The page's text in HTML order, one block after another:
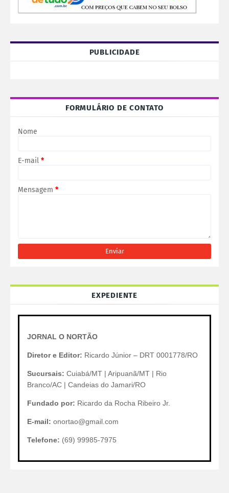
PUBLICIDADE
FORMULÁRIO DE CONTATO
Nome
E-mail *
Mensagem *
EXPEDIENTE
JORNAL O NORTÃO
Diretor e Editor: Ricardo Júnior – DRT 0001778/RO
Sucursais: Cuiabá/MT | Aripuanã/MT | Rio
Branco/AC | Candeias do Jamari/RO
Fundado por: Ricardo da Rocha Ribeiro Jr.
E-mail: onortao@gmail.com
Telefone: (69) 99985-7975